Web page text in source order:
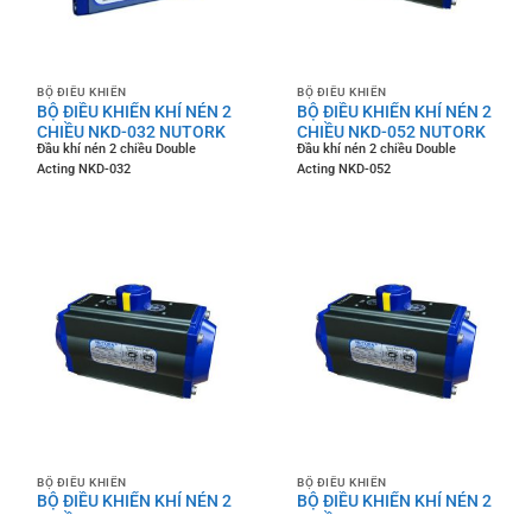
BỘ ĐIỀU KHIỂN
BỘ ĐIỀU KHIỂN KHÍ NÉN 2
CHIỀU NKD-032 NUTORK
Đầu khí nén 2 chiều Double
Acting NKD-032
BỘ ĐIỀU KHIỂN
BỘ ĐIỀU KHIỂN KHÍ NÉN 2
CHIỀU NKD-052 NUTORK
Đầu khí nén 2 chiều Double
Acting NKD-052
BỘ ĐIỀU KHIỂN
BỘ ĐIỀU KHIỂN KHÍ NÉN 2
BỘ ĐIỀU KHIỂN
BỘ ĐIỀU KHIỂN KHÍ NÉN 2